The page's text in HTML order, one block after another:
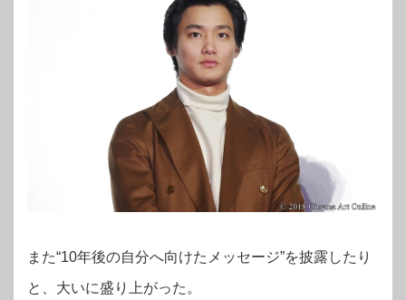
また“10年後の自分へ向けたメッセージ”を披露したり
と、大いに盛り上がった。